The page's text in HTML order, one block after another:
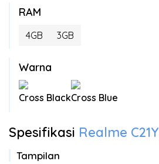
RAM
4GB 3GB
Warna
Cross BlackCross Blue
Spesifikasi Realme C21Y
Tampilan